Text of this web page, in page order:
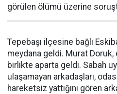
görülen ölümü üzerine
Tepebaşı ilçesine bağlı
meydana geldi. Murat Doruk,
birlikte aparta geldi. Sabah
ulaşamayan arkadaşları,
hareketsiz yattığını gören